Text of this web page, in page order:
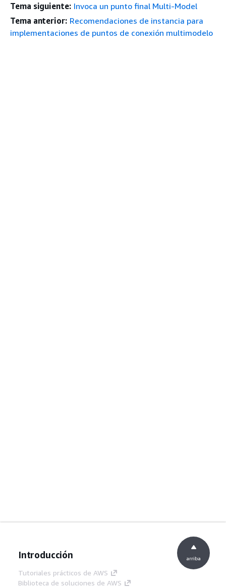
Tema siguiente: Invoca un punto final Multi-Model
Tema anterior: Recomendaciones de instancia para
implementaciones de puntos de conexión multimodelo
Introducción
Tutoriales prácticos de AWS
Biblioteca de soluciones de AWS
arriba